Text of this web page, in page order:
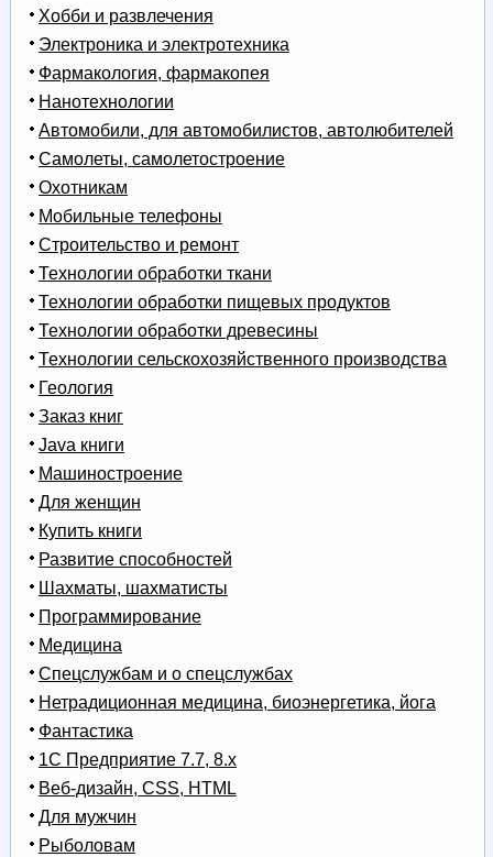
Хобби и развлечения
Электроника и электротехника
Фармакология, фармакопея
Нанотехнологии
Автомобили, для автомобилистов, автолюбителей
Самолеты, самолетостроение
Охотникам
Мобильные телефоны
Строительство и ремонт
Технологии обработки ткани
Технологии обработки пищевых продуктов
Технологии обработки древесины
Технологии сельскохозяйственного производства
Геология
Заказ книг
Java книги
Машиностроение
Для женщин
Купить книги
Развитие способностей
Шахматы, шахматисты
Программирование
Медицина
Спецслужбам и о спецслужбах
Нетрадиционная медицина, биоэнергетика, йога
Фантастика
1С Предприятие 7.7, 8.x
Веб-дизайн, CSS, HTML
Для мужчин
Рыболовам